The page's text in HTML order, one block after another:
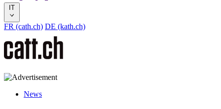
IT
FR (cath.ch) DE (kath.ch)
News